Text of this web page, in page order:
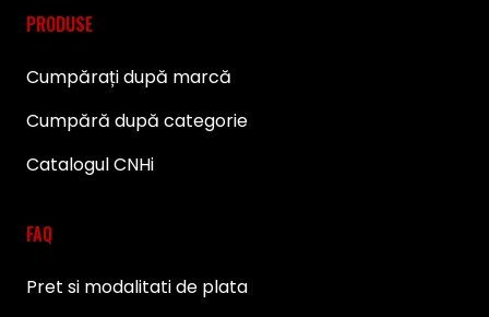
PRODUSE
Cumpărați după marcă
Cumpără după categorie
Catalogul CNHi
FAQ
Pret si modalitati de plata